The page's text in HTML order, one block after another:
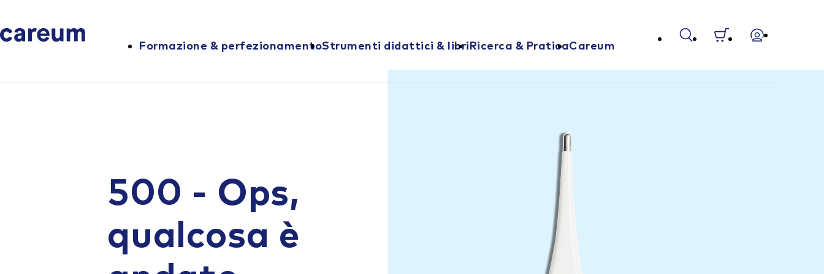
Formazione & perfezionamentoStrumenti didattici & libri Ricerca & PraticaCareum
500 - Ops,
qualcosa è